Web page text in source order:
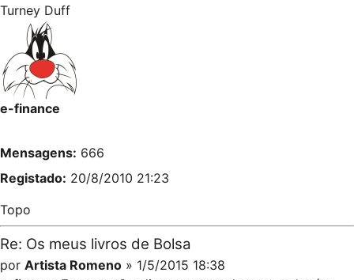
Turney Duff
e-finance
Mensagens: 666
Registado: 20/8/2010 21:23
Topo
Re: Os meus livros de Bolsa
por Artista Romeno » 1/5/2015 18:38